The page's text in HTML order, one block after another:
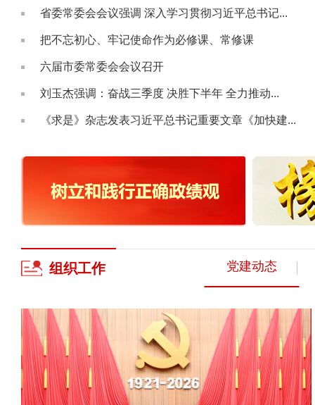
省委常委会会议强调 深入学习贯彻习近平总书记...
把不忘初心、牢记使命作为必修课、常修课
六届市委常委会会议召开
刘玉杰强调：奋战三季度 决胜下半年 全力推动...
《求是》杂志发表习近平总书记重要文章《加快建...
组织工作 党建动态